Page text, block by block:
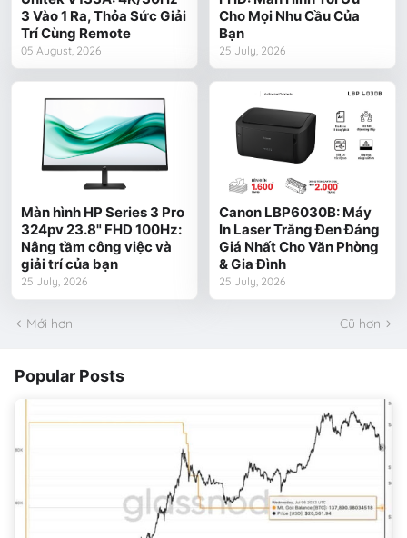
3 Vào 1 Ra, Thỏa Sức Giải
Trí Cùng Remote
05 August, 2026
Cho Mọi Nhu Cầu Của
Bạn
25 July, 2026
Màn hình HP Series 3 Pro
324pv 23.8" FHD 100Hz:
Nâng tầm công việc và
giải trí của bạn
25 July, 2026
Canon LBP6030B: Máy
In Laser Trắng Đen Đáng
Giá Nhất Cho Văn Phòng
& Gia Đình
25 July, 2026
Mới hơn Cũ hơn
Popular Posts